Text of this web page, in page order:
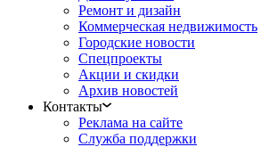
Ремонт и дизайн
Коммерческая недвижимость
Городские новости
Спецпроекты
Акции и скидки
Архив новостей
Контакты
Реклама на сайте
Служба поддержки